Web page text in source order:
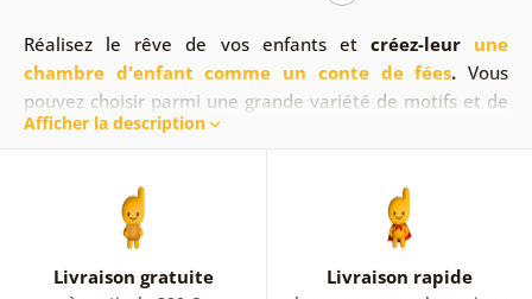
Réalisez le rêve de vos enfants et créez-leur une
chambre d'enfant comme un conte de fées. Vous
pouvez choisir parmi une grande variété de motifs et de
couleurs. Les tableaux muraux vous aideront à parfaire
d'enfant sont un excellent choix ! C'est à vous de décider
si vous optez pour
des tableaux pour enfants
avec des animaux ou si vous choisissez une autre
alternative haute en couleur. Quel que soit votre choix,
Afficher la description
Livraison gratuite Livraison rapide